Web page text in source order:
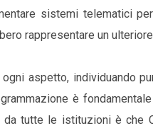
sistemi telematici
rappresentare un
aspetto, individuando
è
da tutte le istituzioni è che